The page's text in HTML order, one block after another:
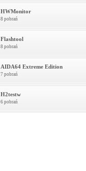
HWMonitor
8 pobrań
Flashtool
8 pobrań
AIDA64 Extreme Edition
7 pobrań
H2testw
6 pobrań